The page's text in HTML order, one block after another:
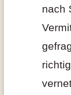
nach